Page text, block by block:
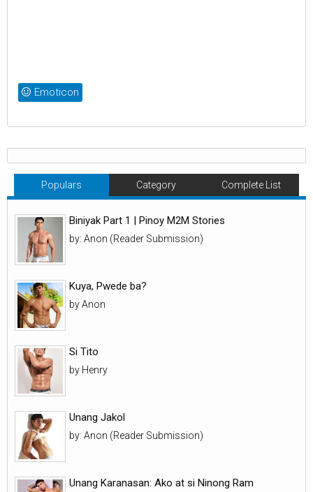
Emoticon
Populars Category Complete List
Biniyak Part 1 | Pinoy M2M Stories
by: Anon (Reader Submission)
Kuya, Pwede ba?
by Anon
Si Tito
by Henry
Unang Jakol
by: Anon (Reader Submission)
Unang Karanasan: Ako at si Ninong Ram